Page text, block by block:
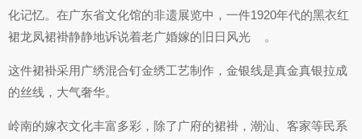
化记忆。在广东省文化馆的非遗展览中，一件1920年代的黑衣红
裙龙凤裙褂静静地诉说着老广婚嫁的旧日风光
。
这件裙褂采用广绣混合钉金绣工艺制作，金银线是真金真银拉成
的丝线，大气奢华。
岭南的嫁衣文化丰富多彩，除了广府的裙褂，潮汕、客家等民系